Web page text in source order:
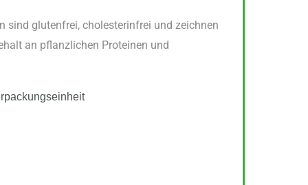
sind glutenfrei, cholesterinfrei und zeichnen
an pflanzlichen Proteinen und